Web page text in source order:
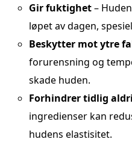
Gir fuktighet–
løpet av dagen,
Beskytter mot ytre
forurensning og
skade huden.
Forhindrer tidlig
ingredienser kan
hudens elastisitet.